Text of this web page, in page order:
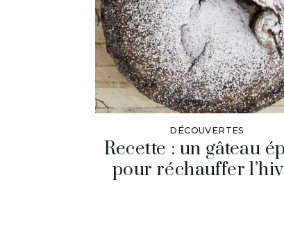
DÉCOUVERTES
Recette : un gâteau
pour réchauffer